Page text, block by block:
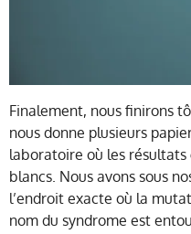
Finalement, nous finirons
nous donne plusieurs
laboratoire où les
blancs. Nous avons sous
l’endroit exacte où la
nom du syndrome est